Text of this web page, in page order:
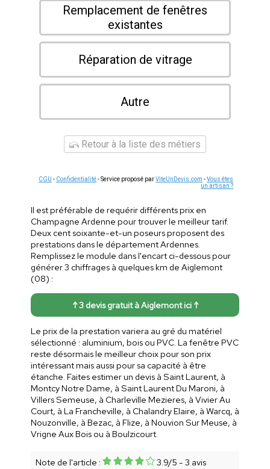
Remplacement de fenêtres
existantes
Réparation de vitrage
Autre
Retour à la liste des métiers
CGU - Confidentialité- Service proposé parViteUnDevis.com -Vous êtes
un artisan ?
Il est préférable de requérir différents prix en
Champagne Ardenne pour trouver le meilleur tarif.
Deux cent soixante-et-un poseurs proposent des
prestations dans le département Ardennes.
Remplissez le module dans l'encart ci-dessous pour
générer 3 chiffrages à quelques km de Aiglemont
(08) :
↑ 3 devis gratuit à Aiglemont ici ↑
Le prix de la prestation variera au gré du matériel
sélectionné : aluminium, bois ou PVC. La fenêtre PVC
reste désormais le meilleur choix pour son prix
intéressant mais aussi pour sa capacité à être
étanche. Faites estimer un devis à Saint Laurent, à
Montcy Notre Dame, à Saint Laurent Du Maroni, à
Villers Semeuse, à Charleville Mezieres, à Vivier Au
Court, à La Francheville, à Chalandry Elaire, à Warcq, à
Nouzonville, à Bezac, à Flize, à Nouvion Sur Meuse, à
Vrigne Aux Bois ou à Boulzicourt.
Note de l'article : 3.9/5 - 3 avis